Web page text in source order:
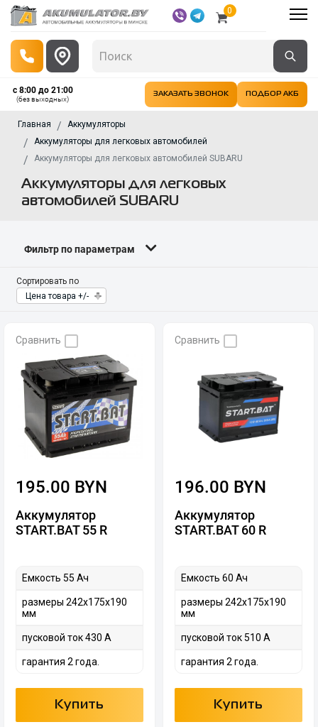
0
с 8:00 до 21:00
(без выходных)
ЗАКАЗАТЬ ЗВОНОК ПОДБОР АКБ
Главная
Аккумуляторы
Аккумуляторы для легковых автомобилей
Аккумуляторы для легковых автомобилей SUBARU
Аккумуляторы для легковых
автомобилей SUBARU
Фильтр по параметрам
Сортировать по
Цена товара +/-
Сравнить
195.00 BYN
Аккумулятор
START.BAT 55 R
Емкость 55 Ач
размеры 242х175х190
мм
пусковой ток 430 А
гарантия 2 года.
Купить
Сравнить
196.00 BYN
Аккумулятор
START.BAT 60 R
Емкость 60 Ач
размеры 242х175х190
мм
пусковой ток 510 А
гарантия 2 года.
Купить